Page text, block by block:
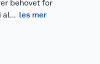
behovet for
al... les mer